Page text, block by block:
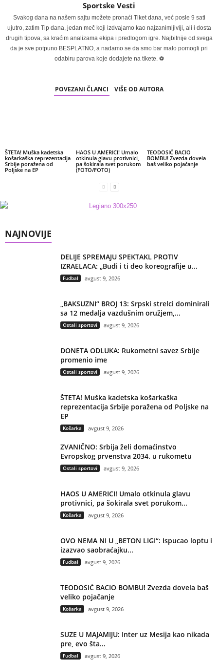
Sportske Vesti
Svakog dana na našem sajtu možete pronaći Tiket dana, već posle 9 sati
ujutro, zatim Tip dana, jedan meč koji izdvajamo kao najzanimljiviji, ali i dosta
drugih tipova, sa kraćim analizama ekipa i predlogom igre. Najbitnije od svega
da je sve potpuno BESPLATNO, a nadamo se da smo bar malo pomogli pri
odabiru parova koje dodajete na tikete. ⚽
POVEZANI ČLANCI VIŠE OD AUTORA
ŠTETA! Muška kadetska
košarkaška reprezentacija
Srbije poražena od
Poljske na EP
HAOS U AMERICI! Umalo
otkinula glavu protivnici,
pa šokirala svet porukom
(FOTO/FOTO)
TEODOSIĆ BACIO
BOMBU! Zvezda dovela
baš veliko pojačanje
NAJNOVIJE
DELIJE SPREMAJU SPEKTAKL PROTIV
IZRAELACA: „Budi i ti deo koreografije u...
Fudbal avgust 9, 2026
„BAKSUZNI“ BROJ 13: Srpski strelci dominirali
sa 12 medalja vazdušnim oružjem,...
Ostali sportovi avgust 9, 2026
DONETA ODLUKA: Rukometni savez Srbije
promenio ime
Ostali sportovi avgust 9, 2026
ŠTETA! Muška kadetska košarkaška
reprezentacija Srbije poražena od Poljske na
EP
Košarka avgust 9, 2026
ZVANIČNO: Srbija želi domaćinstvo
Evropskog prvenstva 2034. u rukometu
Ostali sportovi avgust 9, 2026
HAOS U AMERICI! Umalo otkinula glavu
protivnici, pa šokirala svet porukom...
Košarka avgust 9, 2026
OVO NEMA NI U „BETON LIGI“: Ispucao loptu i
izazvao saobraćajku...
Fudbal avgust 9, 2026
TEODOSIĆ BACIO BOMBU! Zvezda dovela baš
veliko pojačanje
Košarka avgust 9, 2026
SUZE U MAJAMIJU: Inter uz Mesija kao nikada
pre, evo šta...
Fudbal avgust 9, 2026